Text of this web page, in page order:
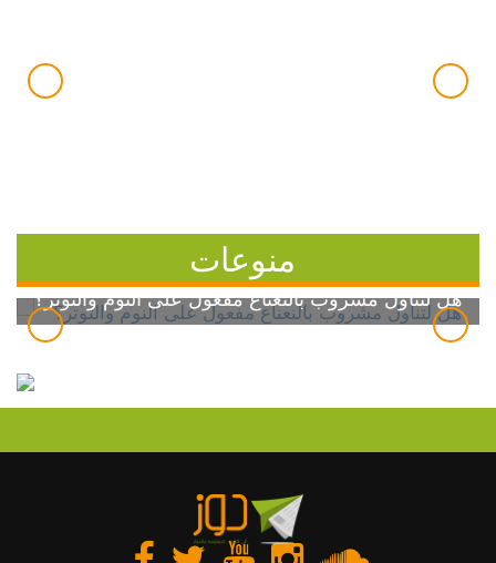
منوعات
هل لتناول مشروب بالنعناع مفعول على النوم والتوتر؟